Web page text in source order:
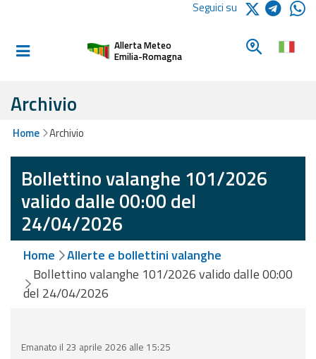
Informati e
Allerte E
Allerte e
Bollettini
Meteo
Allerte e
Bollettini
Valanghe
Seguici su
Allerta Meteo
Emilia-Romagna
Cerca un
Archivio
Home Archivio
Bollettino valanghe 101/2026
valido dalle 00:00 del
24/04/2026
Home
Allerte e bollettini valanghe
Bollettino valanghe 101/2026 valido dalle 00:00
del 24/04/2026
Emanato il 23 aprile 2026 alle 15:25